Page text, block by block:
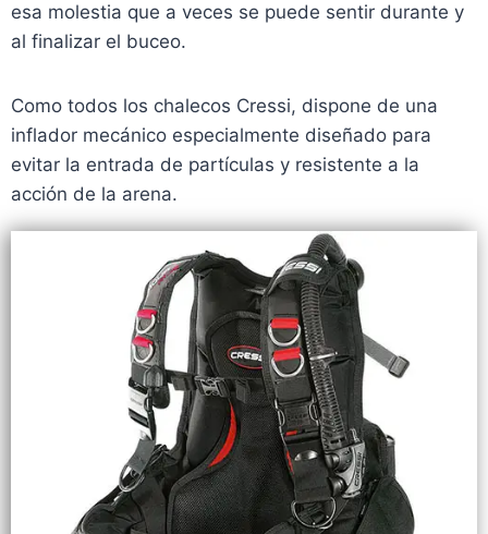
esa molestia que a veces se puede sentir durante y
al finalizar el buceo.
Como todos los chalecos Cressi, dispone de una
inflador mecánico especialmente diseñado para
evitar la entrada de partículas y resistente a la
acción de la arena.